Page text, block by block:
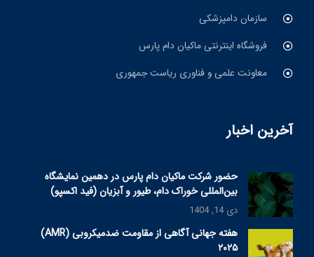
سازمان دامپزشکی
فروشگاه اینترنتی ماکیان دام پارس
معاونت علمی و فناوری ریاست جمهوری
آخرین اخبار
حضور شرکت ماکیان دام پارس در دهمین نمایشگاه
بین‌المللی خوراک دام، طیور و آبزیان (فید اکسپو)
دی 14, 1404
هفته جهانی آگاهی از مقاومت ضدمیکروبی (AMR)
۲۰۲۵